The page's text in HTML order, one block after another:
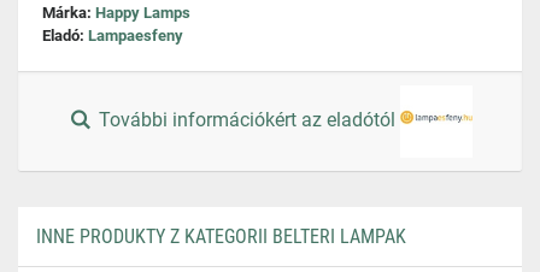
Márka: Happy Lamps
Eladó: Lampaesfeny
További információkért az eladótól
INNE PRODUKTY Z KATEGORII BELTERI LAMPAK